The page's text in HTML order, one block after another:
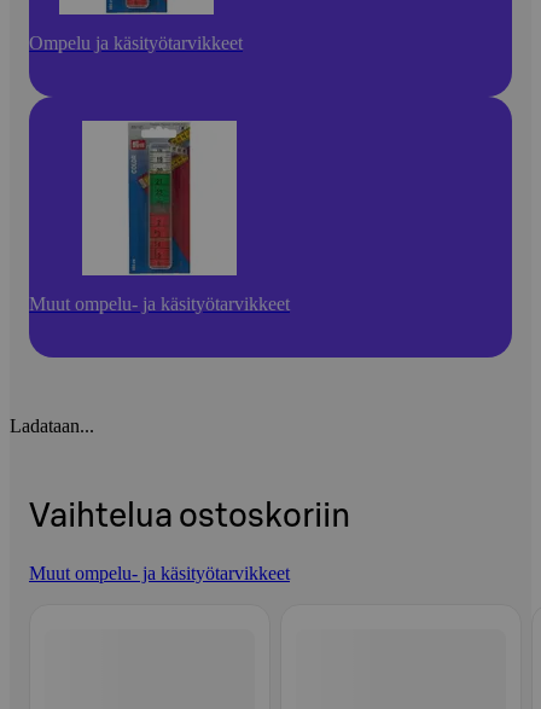
Ompelu ja käsityötarvikkeet
Muut ompelu- ja käsityötarvikkeet
Ladataan...
Vaihtelua ostoskoriin
Muut ompelu- ja käsityötarvikkeet